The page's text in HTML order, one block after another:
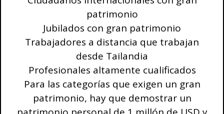
patrimonio
Jubilados con gran patrimonio
Trabajadores a distancia que trabajan
desde Tailandia
Profesionales altamente cualificados
Para las categorías que exigen un gran
patrimonio, hay que demostrar un